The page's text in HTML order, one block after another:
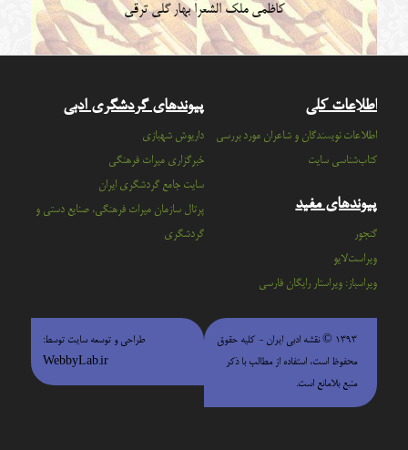
کاظمی ملک الشعرا بهار گلی ترقی
اطلاعات کلی
اطلاعات نویسندگان و شاعران مورد بررسی
کتاب‌شناسی سایت
پیوندهای مفید
گنجور
ویراست‌لایو
ویراسباز: ویراستار رایگان فارسی
پیوندهای گردشگری ادبی
داریوش شهبازی
خبرگزاری میراث فرهنگی
سايت جامع گردشگري ايران
پرتال سازمان ميراث فرهنگي، صنايع دستي و
گردشگري
۱۳۹۳ © نقشه ادبی ایران - كليه حقوق
محفوظ است، استفاده از مطالب با ذكر
منبع بلامانع است.
طراحی و توسعه سایت توسط:
WebbyLab.ir